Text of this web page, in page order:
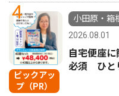
4
ピックアッ
プ（PR）
小田原・箱
2026.08.01
自宅便座
必須 ひと